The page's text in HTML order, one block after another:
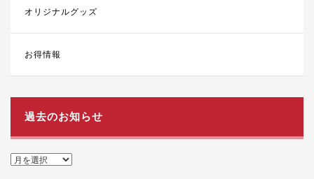
オリジナルグッズ
お得情報
過去のお知らせ